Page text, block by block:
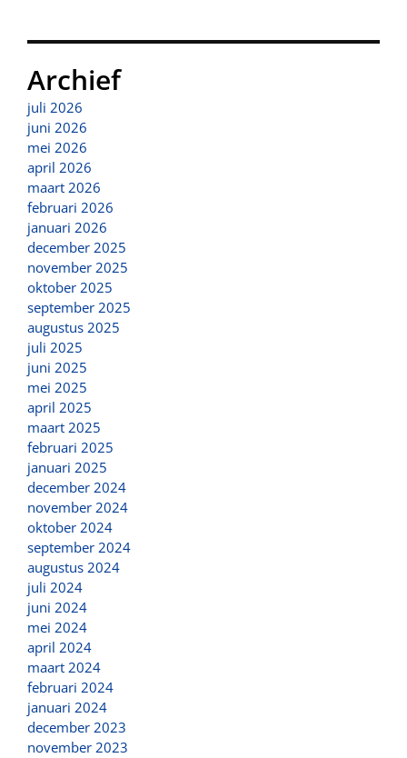
Archief
juli 2026
juni 2026
mei 2026
april 2026
maart 2026
februari 2026
januari 2026
december 2025
november 2025
oktober 2025
september 2025
augustus 2025
juli 2025
juni 2025
mei 2025
april 2025
maart 2025
februari 2025
januari 2025
december 2024
november 2024
oktober 2024
september 2024
augustus 2024
juli 2024
juni 2024
mei 2024
april 2024
maart 2024
februari 2024
januari 2024
december 2023
november 2023